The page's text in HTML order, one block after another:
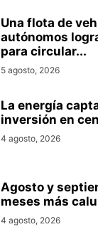
Una flota de
autónomos
para circular...
5 agosto, 2026
La energía
inversión en
4 agosto, 2026
Agosto y
meses más
4 agosto, 2026